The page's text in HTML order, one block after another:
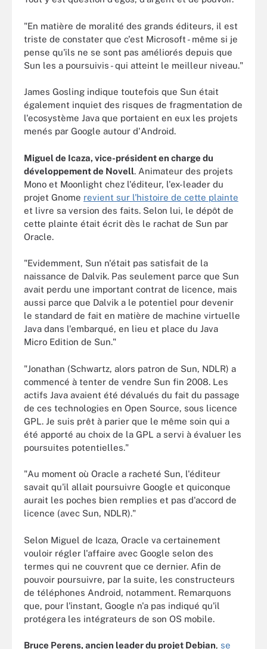
"En matière de moralité des grands éditeurs, il est
triste de constater que c'est Microsoft - même si je
pense qu'ils ne se sont pas améliorés depuis que
Sun les a poursuivis - qui atteint le meilleur niveau."
James Gosling indique toutefois que Sun était
également inquiet des risques de fragmentation de
l'ecosystème Java que portaient en eux les projets
menés par Google autour d'Android.
Miguel de Icaza, vice-président en charge du
développement de Novell. Animateur des projets
Mono et Moonlight chez l'éditeur, l'ex-leader du
projet Gnome revient sur l'histoire de cette plainte
et livre sa version des faits. Selon lui, le dépôt de
cette plainte était écrit dès le rachat de Sun par
Oracle.
"Evidemment, Sun n'était pas satisfait de la
naissance de Dalvik. Pas seulement parce que Sun
avait perdu une important contrat de licence, mais
aussi parce que Dalvik a le potentiel pour devenir
le standard de fait en matière de machine virtuelle
Java dans l'embarqué, en lieu et place du Java
Micro Edition de Sun."
"Jonathan (Schwartz, alors patron de Sun, NDLR) a
commencé à tenter de vendre Sun fin 2008. Les
actifs Java avaient été dévalués du fait du passage
de ces technologies en Open Source, sous licence
GPL. Je suis prêt à parier que le même soin qui a
été apporté au choix de la GPL a servi à évaluer les
poursuites potentielles."
"Au moment où Oracle a racheté Sun, l'éditeur
savait qu'il allait poursuivre Google et quiconque
aurait les poches bien remplies et pas d'accord de
licence (avec Sun, NDLR)."
Selon Miguel de Icaza, Oracle va certainement
vouloir régler l'affaire avec Google selon des
termes qui ne couvrent que ce dernier. Afin de
pouvoir poursuivre, par la suite, les constructeurs
de téléphones Android, notamment. Remarquons
que, pour l'instant, Google n'a pas indiqué qu'il
protégera les intégrateurs de son OS mobile.
Bruce Perens, ancien leader du projet Debian, se